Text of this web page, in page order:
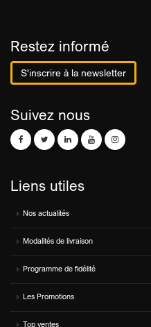
Restez informé
S'inscrire à la newsletter
Suivez nous
Liens utiles
Nos actualités
Modalités de livraison
Programme de fidélité
Les Promotions
Top ventes